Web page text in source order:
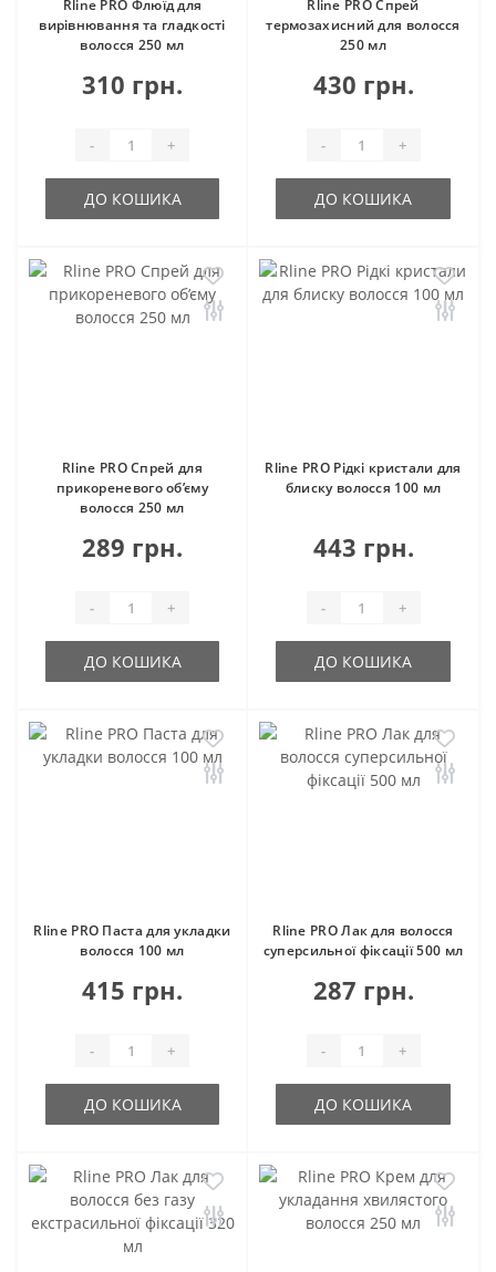
Rline PRO Флюїд для
вирівнювання та гладкості
волосся 250 мл
310 грн.
- +
ДО КОШИКА
Rline PRO Спрей
термозахисний для волосся
250 мл
430 грн.
- +
ДО КОШИКА
Rline PRO Спрей для
прикореневого об’єму
волосся 250 мл
289 грн.
- +
ДО КОШИКА
Rline PRO Рідкі кристали для
блиску волосся 100 мл
443 грн.
- +
ДО КОШИКА
Rline PRO Паста для укладки
волосся 100 мл
415 грн.
- +
ДО КОШИКА
Rline PRO Лак для волосся
суперсильної фіксації 500 мл
287 грн.
- +
ДО КОШИКА